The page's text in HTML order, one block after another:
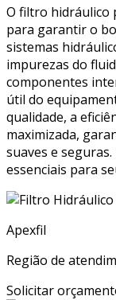
O filtro hidráulico
para garantir o
sistemas
impurezas do
componentes
útil do
qualidade, a
maximizada,
suaves e
essenciais para
Apexfil
Região de
Solicitar